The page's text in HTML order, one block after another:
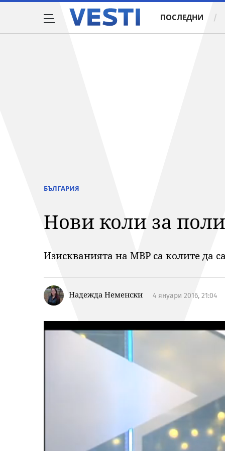
ПОСЛЕДНИ
БЪЛГАРИЯ
Нови коли за
Изискванията на МВР са колите да
Надежда Неменски 4 януари 2016, 21:04